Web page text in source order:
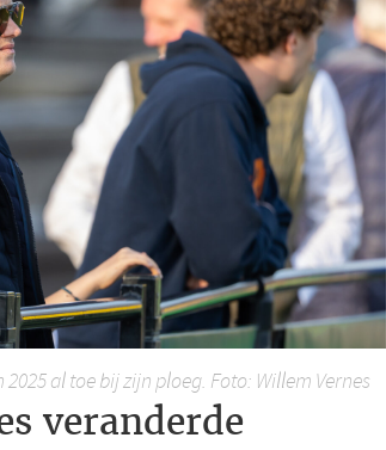
al toe bij zijn ploeg. Foto: Willem Vernes
veranderde